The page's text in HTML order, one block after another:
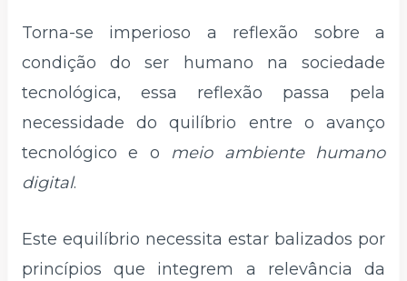
Torna-se imperioso a reflexão sobre a
condição do ser humano na sociedade
tecnológica, essa reflexão passa pela
necessidade do quilíbrio entre o avanço
tecnológico e o meio ambiente humano
digital.
Este equilíbrio necessita estar balizados por
princípios que integrem a relevância da